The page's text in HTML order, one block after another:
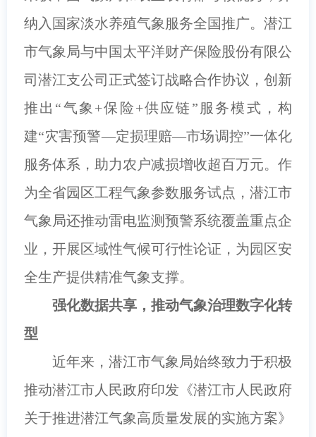
纳入国家淡水养殖气象服务全国推广。潜江
市气象局与中国太平洋财产保险股份有限公
司潜江支公司正式签订战略合作协议，创新
推出“气象+保险+供应链”服务模式，构
建“灾害预警—定损理赔—市场调控”一体化
服务体系，助力农户减损增收超百万元。作
为全省园区工程气象参数服务试点，潜江市
气象局还推动雷电监测预警系统覆盖重点企
业，开展区域性气候可行性论证，为园区安
全生产提供精准气象支撑。
强化数据共享，推动气象治理数字化转
型
近年来，潜江市气象局始终致力于积极
推动潜江市人民政府印发《潜江市人民政府
关于推进潜江气象高质量发展的实施方案》